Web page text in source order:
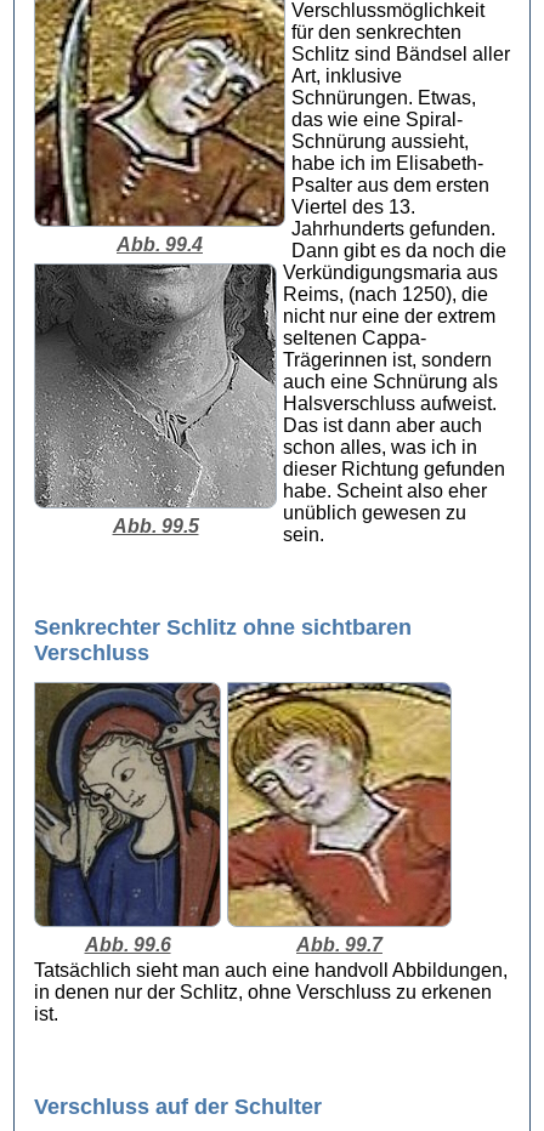
Abb. 99.4
Abb. 99.5
Verschlussmöglichkeit
für den senkrechten
Schlitz sind Bändsel aller
Art, inklusive
Schnürungen. Etwas,
das wie eine Spiral-
Schnürung aussieht,
habe ich im Elisabeth-
Psalter aus dem ersten
Viertel des 13.
Jahrhunderts gefunden.
Dann gibt es da noch die
Verkündigungsmaria aus
Reims, (nach 1250), die
nicht nur eine der extrem
seltenen Cappa-
Trägerinnen ist, sondern
auch eine Schnürung als
Halsverschluss aufweist.
Das ist dann aber auch
schon alles, was ich in
dieser Richtung gefunden
habe. Scheint also eher
unüblich gewesen zu
sein.
Senkrechter Schlitz ohne sichtbaren
Verschluss
Abb. 99.6
Abb. 99.7
Tatsächlich sieht man auch eine handvoll Abbildungen,
in denen nur der Schlitz, ohne Verschluss zu erkenen
ist.
Verschluss auf der Schulter